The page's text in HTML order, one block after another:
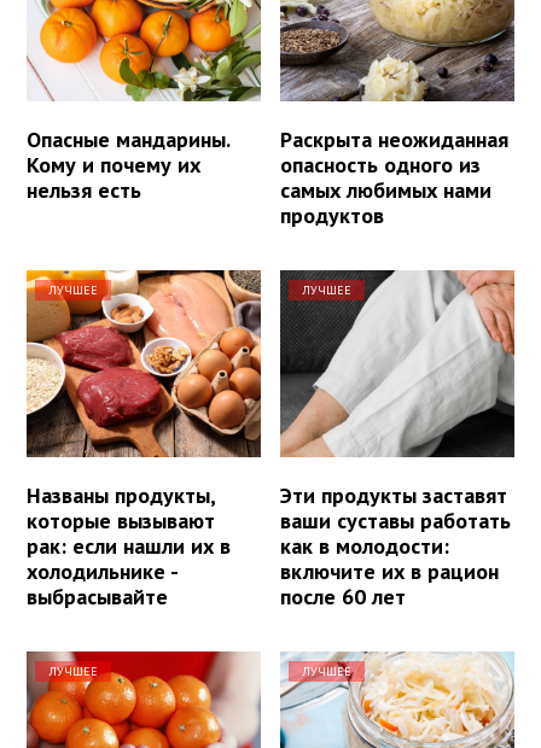
Опасные мандарины.
Кому и почему их
нельзя есть
Раскрыта неожиданная
опасность одного из
самых любимых нами
продуктов
ЛУЧШЕЕ
Названы продукты,
которые вызывают
рак: если нашли их в
холодильнике -
выбрасывайте
ЛУЧШЕЕ
Эти продукты заставят
ваши суставы работать
как в молодости:
включите их в рацион
после 60 лет
ЛУЧШЕЕ ЛУЧШЕЕ